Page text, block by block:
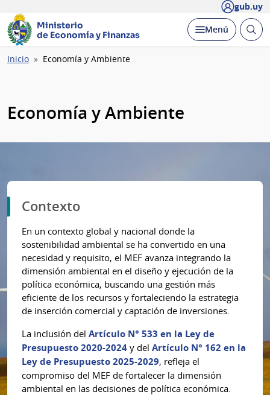
gub.uy
Ministerio
de Economía y Finanzas
Desplegar
Menú Abrir
Ruta
Inicio Economía y Ambiente
Economía y Ambiente
Contexto
En un contexto global y nacional donde la
sostenibilidad ambiental se ha convertido en una
necesidad y requisito, el MEF avanza integrando la
dimensión ambiental en el diseño y ejecución de la
política económica, buscando una gestión más
eficiente de los recursos y fortaleciendo la estrategia
de inserción comercial y captación de inversiones.
La inclusión del Artículo N° 533 en la Ley de
Presupuesto 2020-2024 y del Artículo N° 162 en la
Ley de Presupuesto 2025-2029, refleja el
compromiso del MEF de fortalecer la dimensión
ambiental en las decisiones de política económica.